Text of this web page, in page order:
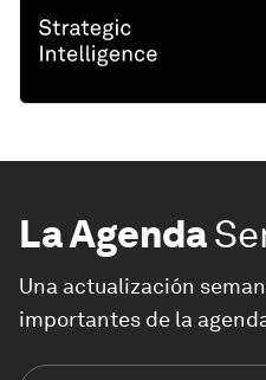
La Agenda
Una actualización
importantes de la